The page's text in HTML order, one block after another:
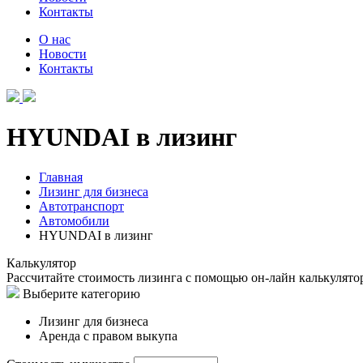
Контакты
О нас
Новости
Контакты
HYUNDAI в лизинг
Главная
Лизинг для бизнеса
Автотранспорт
Автомобили
HYUNDAI в лизинг
Калькулятор
Рассчитайте стоимость лизинга с помощью он-лайн
Выберите категорию
Лизинг для бизнеса
Аренда с правом выкупа